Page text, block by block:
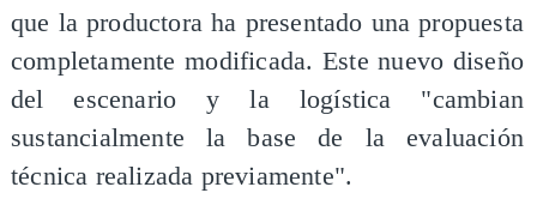
que la productora ha presentado una propuesta
completamente modificada. Este nuevo diseño
del escenario y la logística "cambian
sustancialmente la base de la evaluación
técnica realizada previamente".